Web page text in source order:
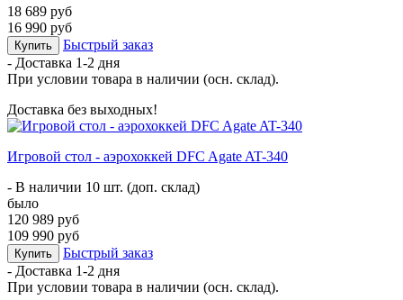
18 689 руб
16 990 руб
Купить
Быстрый заказ
- Доставка 1-2 дня
При условии товара в наличии (осн. склад).
Доставка без выходных!
Игровой стол - аэрохоккей DFC Agate AT-340
- В наличии 10 шт. (доп. склад)
было
120 989 руб
109 990 руб
Купить
Быстрый заказ
- Доставка 1-2 дня
При условии товара в наличии (осн. склад).